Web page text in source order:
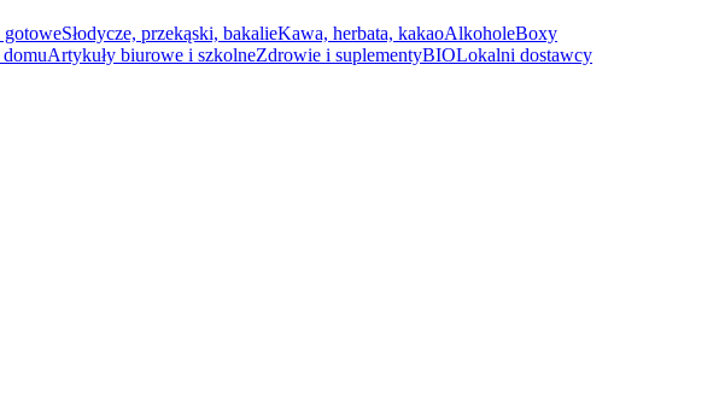
gotoweSłodycze, przekąski, bakalieKawa, herbata, kakaoAlkoholeBoxy
Artykuły biurowe i szkolneZdrowie i suplementyBIOLokalni dostawcy